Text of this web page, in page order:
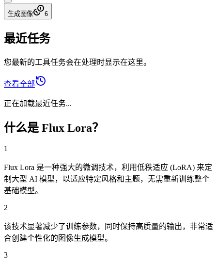
生成图像 6
最近任务
您最新的工具任务会在处理时显示在这里。
查看全部
正在加载最近任务...
什么是 Flux Lora？
1
Flux Lora 是一种强大的微调技术，利用低秩适应 (LoRA) 来定
制大型 AI 模型，以适应特定风格和主题，无需重新训练整个
基础模型。
2
该技术显著减少了训练参数，同时保持高质量的输出，非常适
合创建个性化的图像生成模型。
3